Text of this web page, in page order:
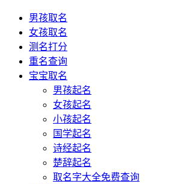
男孩取名
女孩取名
测名打分
重名查询
宝宝取名
男孩起名
女孩起名
小孩起名
国学起名
诗经起名
楚辞起名
取名字大全免费查询